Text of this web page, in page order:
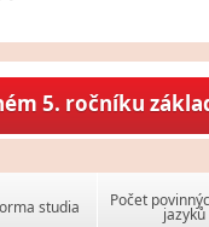
5. ročníku
studia Počet
jazyků